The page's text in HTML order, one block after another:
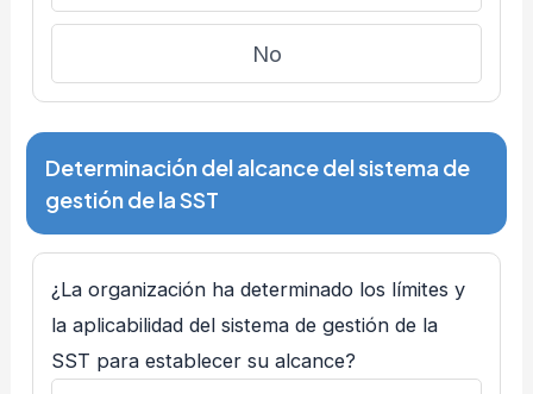
No
Determinación del alcance del sistema de
gestión de la SST
¿La organización ha determinado los límites y
la aplicabilidad del sistema de gestión de la
SST para establecer su alcance?